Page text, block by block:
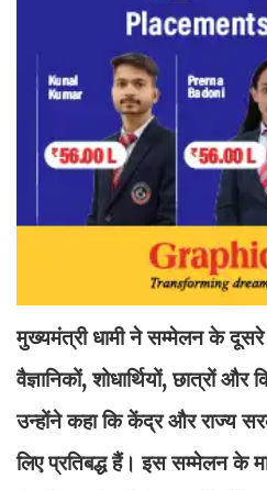
मुख्यमंत्री धामी ने सम्मेलन के
वैज्ञानिकों, शोधार्थियों, छात्रों और
उन्होंने कहा कि केंद्र और राज्य
लिए प्रतिबद्ध हैं। इस सम्मेलन के